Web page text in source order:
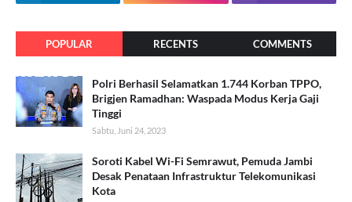
POPULAR RECENTS COMMENTS
Polri Berhasil Selamatkan 1.744 Korban TPPO,
Brigjen Ramadhan: Waspada Modus Kerja Gaji
Tinggi
Sabtu, Juni 24, 2023
Soroti Kabel Wi-Fi Semrawut, Pemuda Jambi
Desak Penataan Infrastruktur Telekomunikasi
Kota